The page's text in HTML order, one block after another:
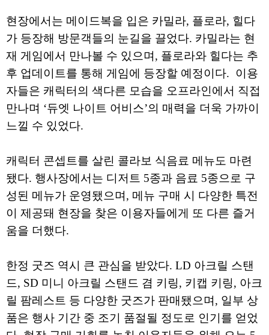
현장에서는 메이드복을 입은 카밀라, 플로라, 힐다
가 등장해 방문객들의 눈길을 끌었다. 카밀라는 현
재 게임에서 만나볼 수 있으며, 플로라와 힐다는 추
후 업데이트를 통해 게임에 등장할 예정이다. 이용
자들은 캐릭터의 색다른 모습을 오프라인에서 직접
만나며 ‘듀엣 나이트 어비스’의 매력을 더욱 가까이
느낄 수 있었다.
캐릭터 콘셉트를 살린 콜라보 식음료 메뉴도 마련
됐다. 행사장에서는 디저트 5종과 음료 5종으로 구
성된 메뉴가 운영됐으며, 메뉴 구매 시 다양한 특전
이 제공돼 현장을 찾은 이용자들에게 또 다른 즐거
움을 더했다.
한정 굿즈 역시 큰 관심을 받았다. LD 아크릴 스탠
드, SD 미니 아크릴 스탠드 겸 키링, 키캡 키링, 아크
릴 팜레스트 등 다양한 굿즈가 판매됐으며, 일부 상
품은 행사 기간 중 조기 품절될 정도로 인기를 얻었